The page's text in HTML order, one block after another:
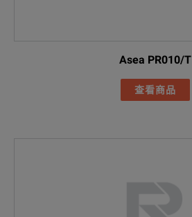
Asea PR010/T
查看商品